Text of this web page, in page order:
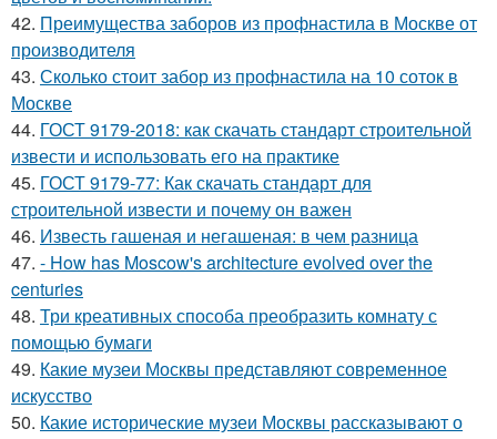
42. Преимущества заборов из профнастила в Москве от
производителя
43. Сколько стоит забор из профнастила на 10 соток в
Москве
44. ГОСТ 9179-2018: как скачать стандарт строительной
извести и использовать его на практике
45. ГОСТ 9179-77: Как скачать стандарт для
строительной извести и почему он важен
46. Известь гашеная и негашеная: в чем разница
47. - How has Moscow's architecture evolved over the
centuries
48. Три креативных способа преобразить комнату с
помощью бумаги
49. Какие музеи Москвы представляют современное
искусство
50. Какие исторические музеи Москвы рассказывают о